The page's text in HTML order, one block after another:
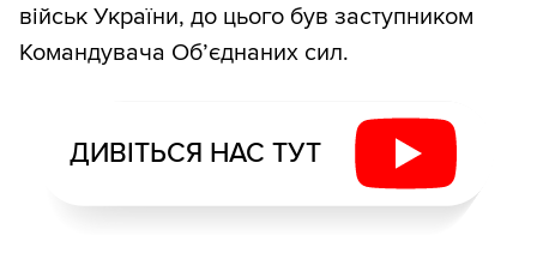
військ України, до цього був заступником
Командувача Об’єднаних сил.
ДИВІТЬСЯ НАС ТУТ